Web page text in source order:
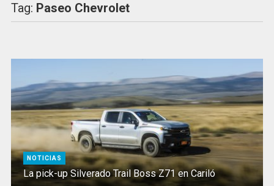
Tag: Paseo Chevrolet
NOTICIAS
La pick-up Silverado Trail Boss Z71 en Cariló